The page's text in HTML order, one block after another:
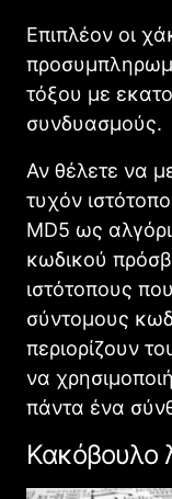
Επιπλέον οι
τόξου με
συνδυασμούς.
Αν θέλετε να
τυχόν
MD5 ως
κωδικού
ιστότοπους
σύντομους
περιορίζουν
να
πάντα ένα
Κακόβουλο